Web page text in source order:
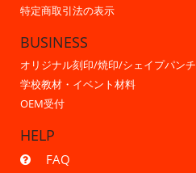
特定商取引法の表示
BUSINESS
オリジナル刻印/焼印/シェイプパンチ
学校教材・イベント材料
OEM受付
HELP
FAQ